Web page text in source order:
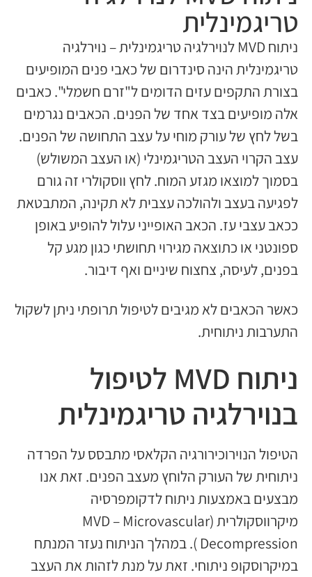
טריגמינלית
ניתוח MVD לנוירלגיה טריגמינלית – נוירלגיה
טריגמינלית הינה סינדרום של כאבי פנים המופיעים
בצורת התקפים עזים הדומים ל"זרם חשמלי". כאבים
אלה מופיעים בצד אחד של הפנים. הכאבים נגרמים
בשל לחץ של עורק מוחי על עצב התחושה של הפנים.
עצב הקרוי העצב הטריגמינלי (או העצב המשולש)
בסמוך למוצאו מגזע המוח. לחץ ווסקולרי זה גורם
לפגיעה בעצב ולהולכה עצבית לא תקינה, המתבטאת
ככאב עצבי עז. הכאב האופייני עלול להופיע באופן
ספונטני או כתוצאה מגירוי תחושתי כגון מגע קל
בפנים, לעיסה, צחצוח שיניים ואף דיבור.
כאשר הכאבים לא מגיבים לטיפול תרופתי ניתן לשקול
התערבות ניתוחית.
ניתוח MVD לטיפול
בנוירלגיה טריגמינלית
הטיפול הנוירוכירורגיה הקלאסי מתבסס על הפרדה
ניתוחית של העורק הלוחץ מעצב הפנים. זאת אנו
מבצעים באמצעות ניתוח לדקומפרסיה
מיקרווסקולרית (MVD – Microvascular
Decompression ). במהלך הניתוח נעזר המנתח
במיקרוסקופ ניתוחי. זאת על מנת לזהות את העצב